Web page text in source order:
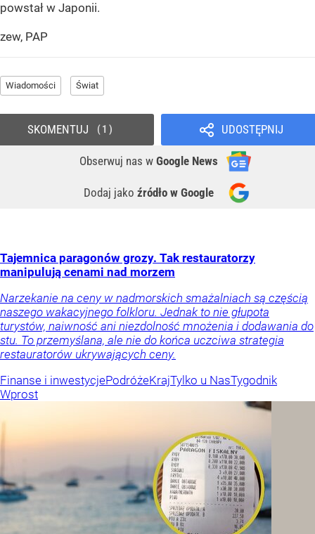
powstał w Japonii.
zew, PAP
Wiadomości Świat
UDOSTĘPNIJ
Obserwuj nas w Google News
Dodaj jako źródło w Google
SKOMENTUJ 1
Tajemnica paragonów grozy. Tak restauratorzy
manipulują cenami nad morzem
Narzekanie na ceny w nadmorskich smażalniach są częścią
naszego wakacyjnego folkloru. Jednak to nie głupota
turystów, naiwność ani niezdolność mnożenia i dodawania do
stu. To przemyślana, ale nie do końca uczciwa strategia
restauratorów ukrywających ceny.
Finanse i inwestycjePodróżeKrajTylko u NasTygodnik
Wprost